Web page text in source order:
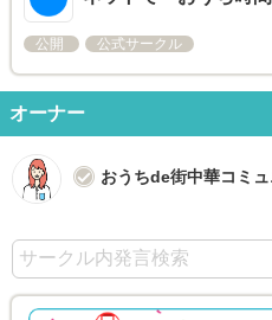
公開 公式サークル
オーナー
おうちde街中華コミ